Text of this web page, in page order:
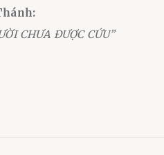
CHƯA ĐƯỢC CỨU”